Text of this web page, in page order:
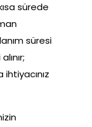
sürede
süresi